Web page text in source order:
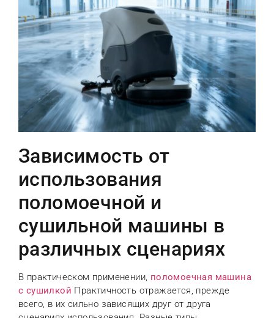
Зависимость от
использования
поломоечной и
сушильной машины в
различных сценариях
В практическом применении, поломоечная машина
с сушилкой Практичность отражается, прежде
всего, в их сильно зависящих друг от друга